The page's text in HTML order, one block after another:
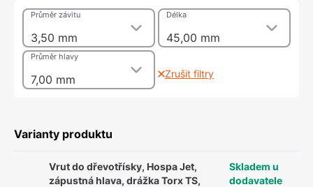
3,50 mm
Průměr závitu
45,00 mm
Délka
7,00 mm
Průměr hlavy
Zrušit filtry
Varianty produktu
Vrut do dřevotřísky, Hospa Jet,
zápustná hlava, drážka Torx TS,
Skladem u
dodavatele